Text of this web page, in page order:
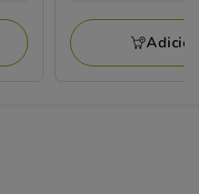
avaliações
75.98€